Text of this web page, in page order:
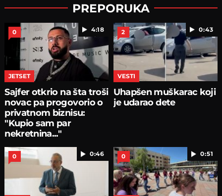
PREPORUKA
4:18
0
JETSET
Sajfer otkrio na šta troši
novac pa progovorio o
privatnom biznisu:
"Kupio sam par
nekretnina..."
0:43
2
VESTI
Uhapšen muškarac koji
je udarao dete
0:46
0 0:51
0